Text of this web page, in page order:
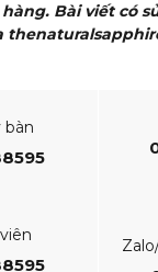
Bài viết có
bàn